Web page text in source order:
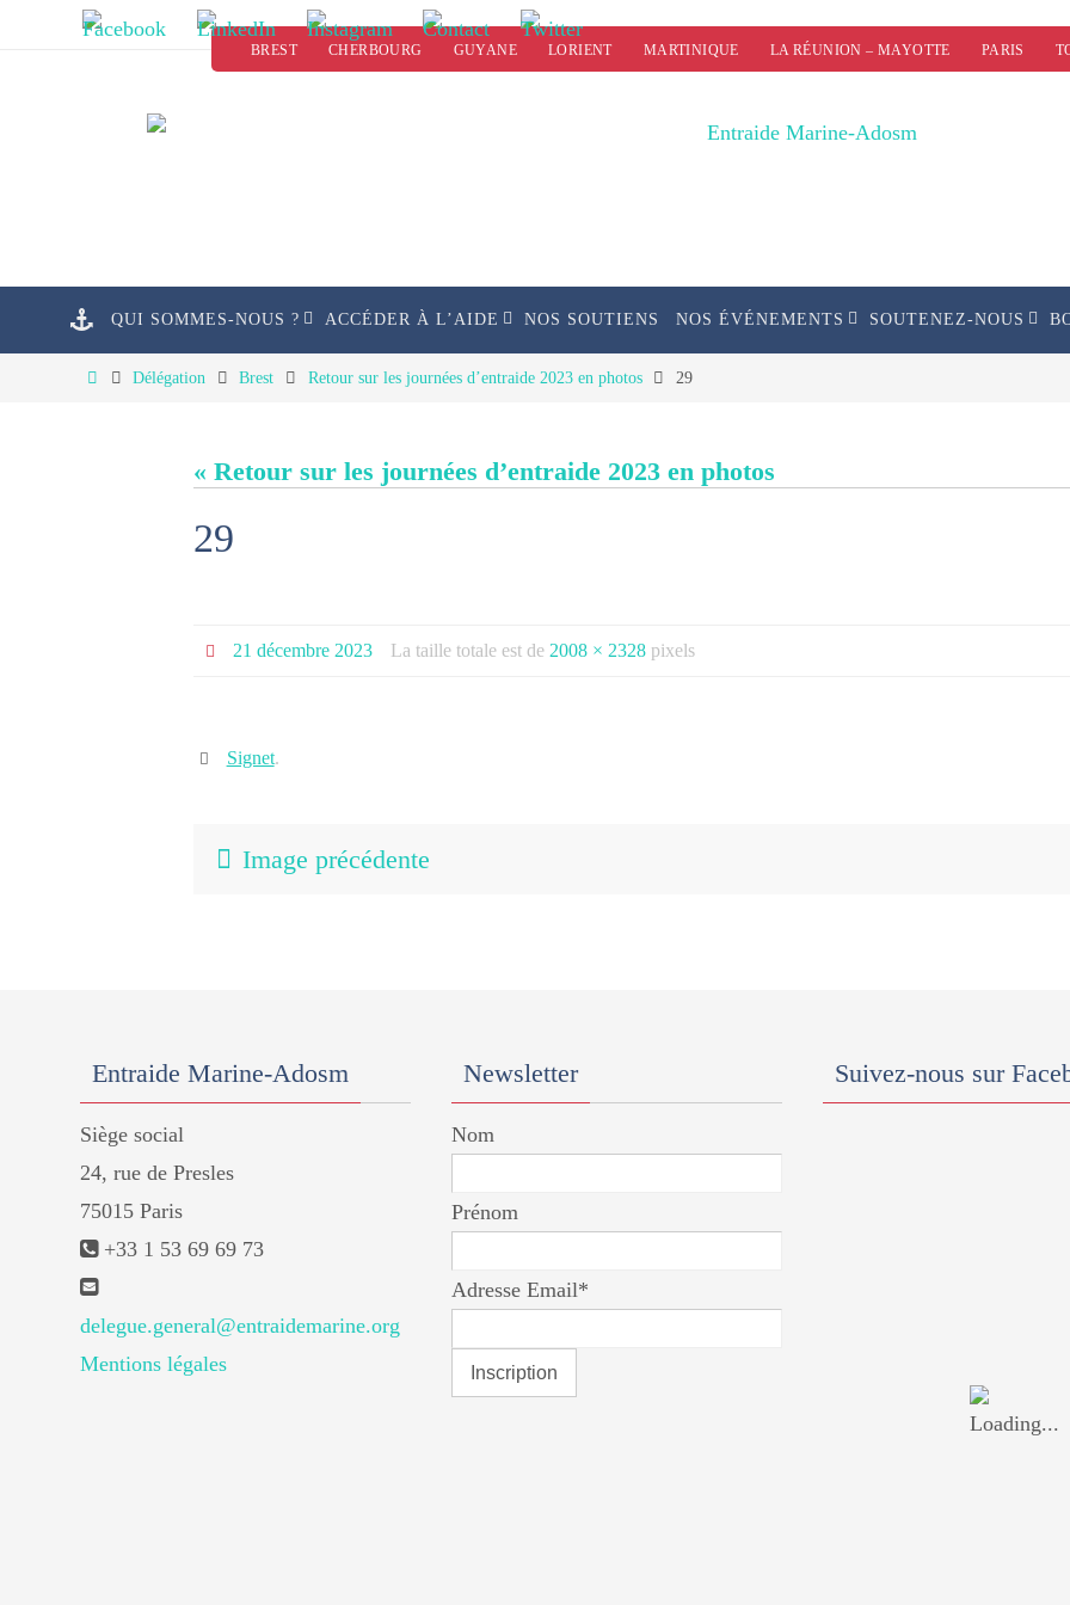
BREST CHERBOURG GUYANE LORIENT MARTINIQUE LA RÉUNION – MAYOTTE PARIS
QUI SOMMES-NOUS ? ACCÉDER À L’AIDE NOS SOUTIENS NOS ÉVÉNEMENTS SOUTENEZ-NOUS
HomeDélégation Brest Retour sur les journées d’entraide 2023 en photos 29
« Retour sur les journées d’entraide 2023 en photos
29
21 décembre 2023 La taille totale est de 2008 × 2328pixels
Signet.
Image précédente
Entraide Marine-Adosm
Siège social
24, rue de Presles
75015 Paris
+33 1 53 69 69 73
delegue.general@entraidemarine.org
Mentions légales
Newsletter
Nom
Prénom
Adresse Email*
Suivez-nous sur